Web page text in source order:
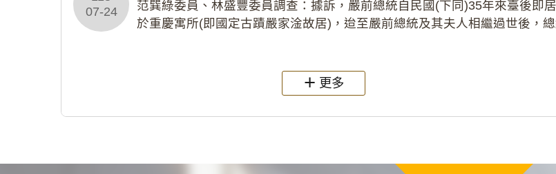
07-24
范巽綠委員、林盛豐委員調查：據訴，嚴前總統自民國(下同)35年來臺後即
於重慶寓所(即國定古蹟嚴家淦故居)，迨至嚴前總統及其夫人相繼過世後，
更多